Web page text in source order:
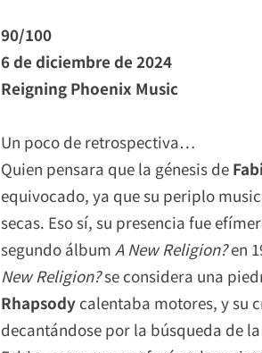
90/100
6 de diciembre de 2024
Reigning Phoenix Music
Un poco de retrospectiva…
Quien pensara que la génesis de
equivocado, ya que su periplo
secas. Eso sí, su presencia fue
segundo álbum A New Religion?en
New Religion?se considera una
Rhapsody calentaba motores, y su
decantándose por la búsqueda de